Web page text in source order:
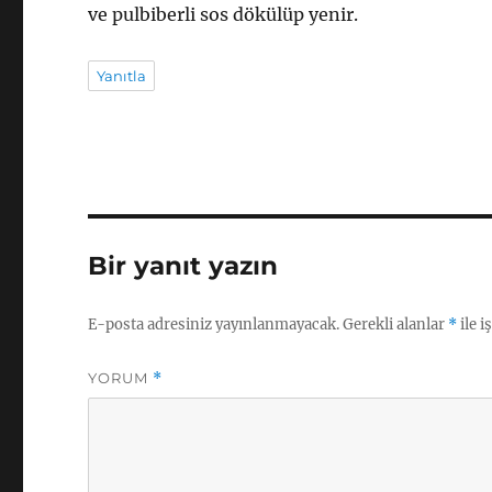
ve pulbiberli sos dökülüp yenir.
Yanıtla
Bir yanıt yazın
E-posta adresiniz yayınlanmayacak.Gerekli alanlar *ile
YORUM *